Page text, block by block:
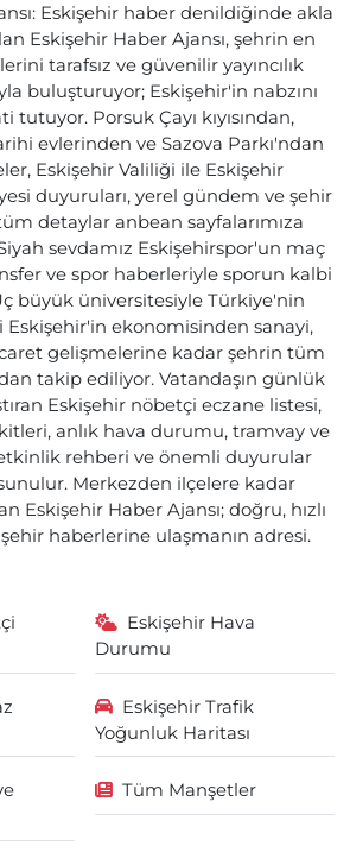
Eskişehir haber denildiğinde akla
Eskişehir Haber Ajansı, şehrin en
tarafsız ve güvenilir yayıncılık
buluşturuyor; Eskişehir'in nabzını
tutuyor. Porsuk Çayı kıyısından,
evlerinden ve Sazova Parkı'ndan
Eskişehir Valiliği ile Eskişehir
duyuruları, yerel gündem ve şehir
detaylar anbean sayfalarımıza
Siyah sevdamız Eskişehirspor'un maç
ve spor haberleriyle sporun kalbi
büyük üniversitesiyle Türkiye'nin
ekonomisinden sanayi,
gelişmelerine kadar şehrin tüm
takip ediliyor. Vatandaşın günlük
Eskişehir nöbetçi eczane listesi,
anlık hava durumu, tramvay ve
rehberi ve önemli duyurular
Merkezden ilçelere kadar
Eskişehir Haber Ajansı; doğru, hızlı
haberlerine ulaşmanın adresi.
Eskişehir Hava
Durumu
Eskişehir Trafik
Yoğunluk Haritası
Tüm Manşetler